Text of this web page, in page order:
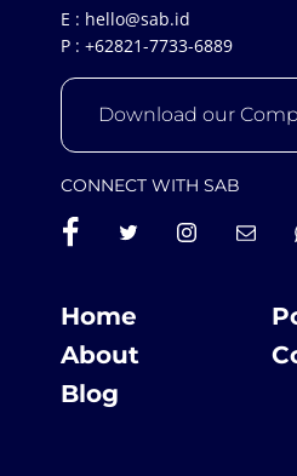
E : hello@sab.id
P : +62821-7733-6889
Download our
CONNECT WITH SAB
Home
About
Blog